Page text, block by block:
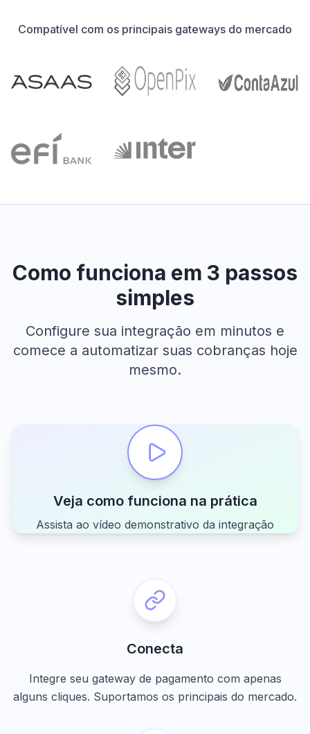
Compatível com os principais gateways do mercado
Como funciona em 3 passos
simples
Configure sua integração em minutos e
comece a automatizar suas cobranças hoje
mesmo.
Veja como funciona na prática
Assista ao vídeo demonstrativo da integração
Conecta
Integre seu gateway de pagamento com apenas
alguns cliques. Suportamos os principais do mercado.